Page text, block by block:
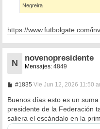
Negreira
https://www.futbolgate.com/
N
novenopresidente
Mensajes: 4849
#1835M
n
s
a
j
e
Vie Jun 12, 2026 11:50
Buenos días esto es un
presidente de la Federación
saliera el escándalo en la